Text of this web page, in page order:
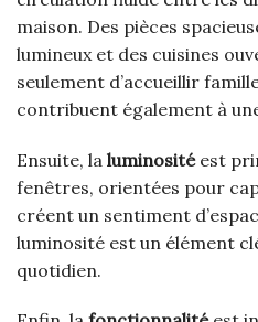
maison. Des pièces
lumineux et des cuisines
seulement d’accueillir
contribuent également à
Ensuite, la luminositéest
fenêtres, orientées pour
créent un sentiment
luminosité est un élément
quotidien.